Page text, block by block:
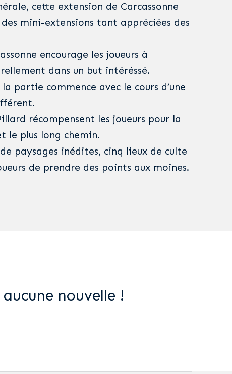
cette extension de Carcassonne
mini-extensions tant appréciées des
encourage les joueurs à
dans un but intéréssé.
partie commence avec le cours d’une
récompensent les joueurs pour la
le plus long chemin.
paysages inédites, cinq lieux de culte
de prendre des points aux moines.
nouvelle !